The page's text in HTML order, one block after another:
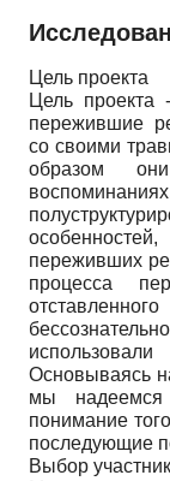
Цель проекта
Цель проекта
пережившие
со своими
образом
переживших
процесса
Основываясь
мы
понимание
последующие
Выбор